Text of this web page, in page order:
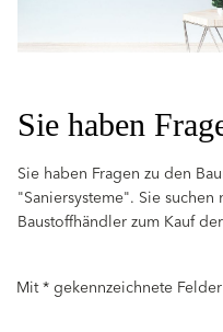
Sie haben
Sie haben Fragen zu den
"Saniersysteme". Sie
Baustoffhändler zum Kauf
Mit * gekennzeichnete